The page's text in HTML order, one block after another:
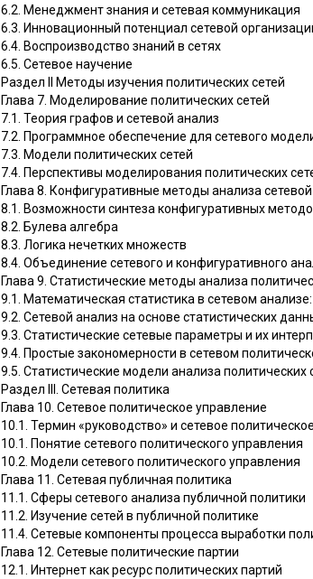
6.2. Менеджмент знания и сетевая коммуникация
6.3. Инновационный потенциал сетевой
6.4. Воспроизводство знаний в сетях
6.5. Сетевое научение
Раздел II Методы изучения политических сетей
Глава 7. Моделирование политических сетей
7.1. Теория графов и сетевой анализ
7.2. Программное обеспечение для сетевого
7.3. Модели политических сетей
7.4. Перспективы моделирования политических
Глава 8. Конфигуративные методы анализа
8.1. Возможности синтеза конфигуративных
8.2. Булева алгебра
8.3. Логика нечетких множеств
8.4. Объединение сетевого и конфигуративного
Глава 9. Статистические методы анализа
9.1. Математическая статистика в сетевом
9.2. Сетевой анализ на основе статистических
9.3. Статистические сетевые параметры и их
9.4. Простые закономерности в сетевом
9.5. Статистические модели анализа политических
Раздел III. Сетевая политика
Глава 10. Сетевое политическое управление
10.1. Термин «руководство» и сетевое
10.1. Понятие сетевого политического управления
10.2. Модели сетевого политического управления
Глава 11. Сетевая публичная политика
11.1. Сферы сетевого анализа публичной политики
11.2. Изучение сетей в публичной политике
11.4. Сетевые компоненты процесса выработки
Глава 12. Сетевые политические партии
12.1. Интернет как ресурс политических партий